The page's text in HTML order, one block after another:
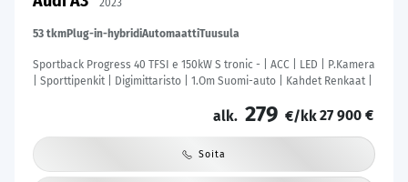
2023
53 tkmPlug-in-hybridiAutomaattiTuusula
Sportback Progress 40 TFSI e 150kW S tronic - | ACC | LED | P.Kamera
| Sporttipenkit | Digimittaristo | 1.Om Suomi-auto | Kahdet Renkaat |
alk. 279 €/kk27 900 €
Soita